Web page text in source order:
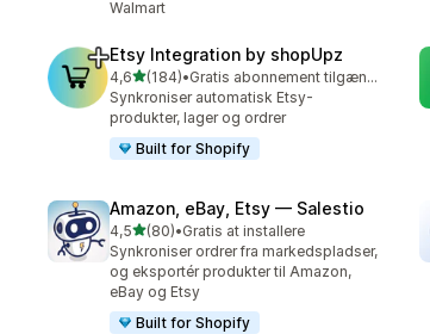
Walmart
Etsy Integration by shopUpz
4,6ud af 5 stjerner
(184)
184 anmeldelser i alt
•
Gratis abonnement tilgængeligt
Synkroniser automatisk Etsy-
produkter, lager og ordrer
Built for Shopify
Amazon, eBay, Etsy — Salestio
4,5ud af 5 stjerner
(80)
80 anmeldelser i alt
•Gratis at installere
Synkroniser ordrer fra markedspladser,
og eksportér produkter til Amazon,
eBay og Etsy
Built for Shopify